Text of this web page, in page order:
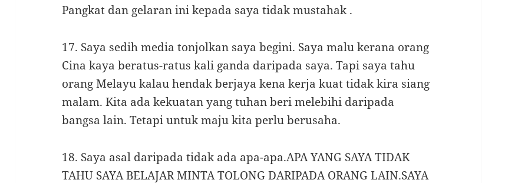
Pangkat dan gelaran ini kepada saya tidak mustahak .
17. Saya sedih media tonjolkan saya begini. Saya malu kerana orang
Cina kaya beratus-ratus kali ganda daripada saya. Tapi saya tahu
orang Melayu kalau hendak berjaya kena kerja kuat tidak kira siang
malam. Kita ada kekuatan yang tuhan beri melebihi daripada
bangsa lain. Tetapi untuk maju kita perlu berusaha.
18. Saya asal daripada tidak ada apa-apa.APA YANG SAYA TIDAK
TAHU SAYA BELAJAR MINTA TOLONG DARIPADA ORANG LAIN.SAYA